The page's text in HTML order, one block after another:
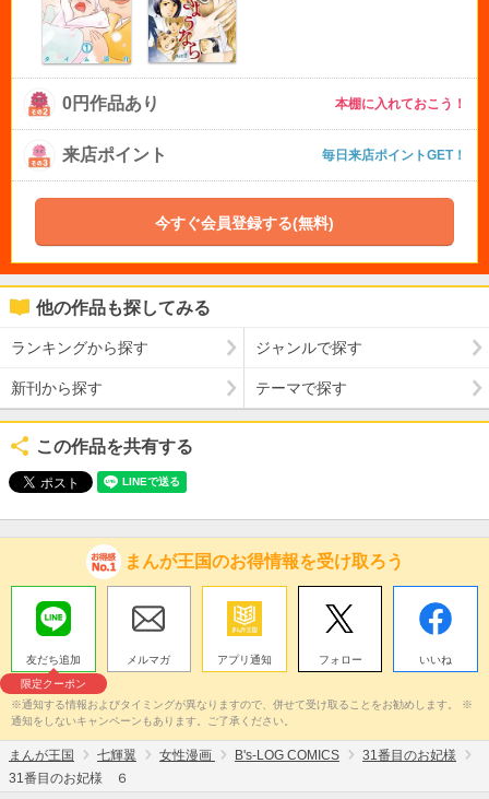
0円作品あり 本棚に入れておこう！
来店ポイント 毎日来店ポイントGET！
今すぐ会員登録する(無料)
他の作品も探してみる
ランキングから探す ジャンルで探す
新刊から探す テーマで探す
この作品を共有する
まんが王国のお得情報を受け取ろう
友だち追加
限定クーポン
メルマガ アプリ通知 フォロー いいね
※通知する情報およびタイミングが異なりますので、併せて受け取ることをお勧めします。 ※
通知をしないキャンペーンもあります。ご了承ください。
まんが王国 七輝翼 女性漫画 B's-LOG COMICS
31番目のお妃様
31番目のお妃様 ６